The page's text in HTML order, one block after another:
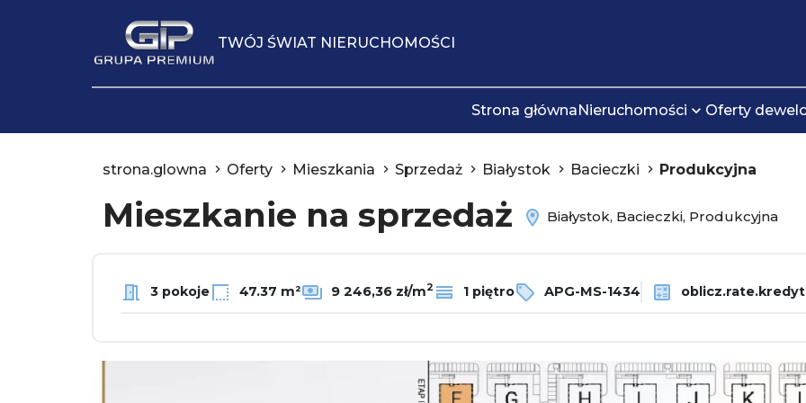
TWÓJ ŚWIAT NIERUCHOMOŚCI
Strona głównaNieruchomości Oferty
strona.glowna Oferty Mieszkania Sprzedaż Białystok Bacieczki Produkcyjna
Mieszkanie na sprzedaż Białystok, Bacieczki, Produkcyjna
3 pokoje 47.37 m² 9 246,36 zł/m2 1 piętro APG-MS-1434